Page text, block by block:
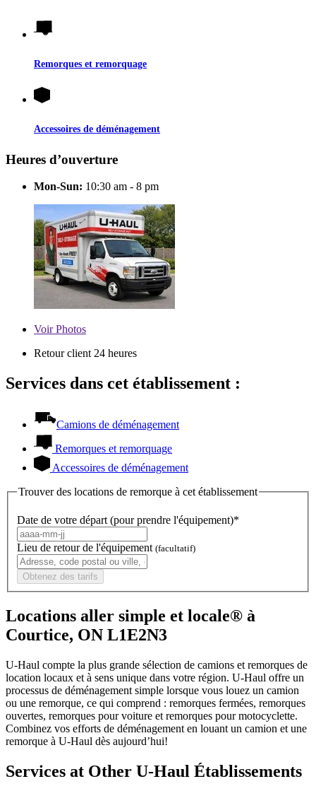
Remorques et remorquage
Accessoires de déménagement
Heures d’ouverture
Mon-Sun: 10:30 am - 8 pm
VoirPhotos
Retour client 24 heures
Services dans cet établissement :
Camions de déménagement
Remorques et remorquage
Accessoires de déménagement
Trouver des locations de remorque à cet établissement
Date de votre départ (pour prendre l'équipement)*
Lieu de retour de l'équipement (facultatif)
Obtenez des tarifs
Locations aller simple et locale® à
Courtice, ON L1E2N3
U-Haul compte la plus grande sélection de camions et remorques de
location locaux et à sens unique dans votre région. U-Haul offre un
processus de déménagement simple lorsque vous louez un camion
ou une remorque, ce qui comprend : remorques fermées, remorques
ouvertes, remorques pour voiture et remorques pour motocyclette.
Combinez vos efforts de déménagement en louant un camion et une
remorque à U-Haul dès aujourd’hui!
Services at Other U-Haul Établissements